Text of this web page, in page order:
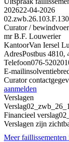
202622-04-2026
Curator /
mr B.F. Louwerier
KantoorVan Iersel
AdresPostbus
Telefoon076-
E-mail
Curator
aanmelden
Verslagen
Verslag
Financieel verslag
Verslagen zijn
Meer